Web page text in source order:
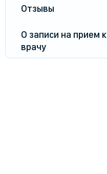
Отзывы
О записи на прием к
врачу